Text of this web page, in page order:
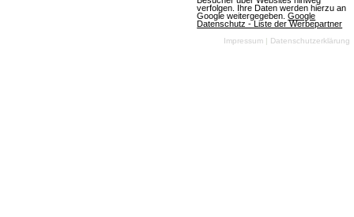
Deinem Namen erzittern. Verbünde Dich in
strategischen Bündnissen mit anderen Spielern
verfolgen. Ihre Daten werden hierzu an
Google weitergegeben.Google
Datenschutz - Liste der Werbepartner
Impressum | Datenschutzerklärung